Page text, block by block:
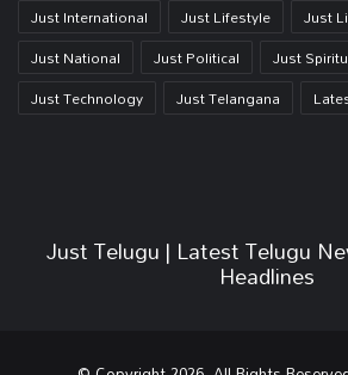
Just International
Just Lifestyle
Just
Just National
Just Political Just
Just Technology
Just Telangana
Just Telugu | Latest Telugu
Headlines